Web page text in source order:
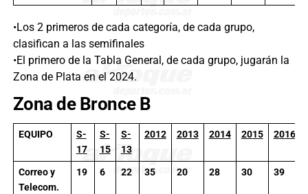
•Los 2 primeros de cada categoría, de cada grupo,
clasifican a las semifinales
•El primero de la Tabla General, de cada grupo, jugarán la
Zona de Plata en el 2024.
Zona de Bronce B
EQUIPO
S-
17
S-
15
S-
13
2012 2013 2014 2015 2016
Correo y
Telecom.
19 6 22 35 20 28 30 39